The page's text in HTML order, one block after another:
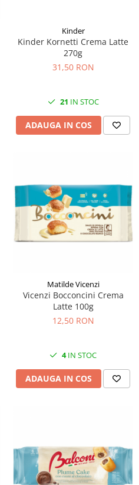
Kinder
Kinder Kornetti Crema Latte
270g
31,50 RON
21 IN STOC
ADAUGA IN COS
Matilde Vicenzi
Vicenzi Bocconcini Crema
Latte 100g
12,50 RON
4IN STOC
ADAUGA IN COS